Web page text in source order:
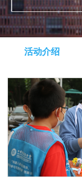
活动介绍